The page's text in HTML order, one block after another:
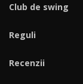
Club de swing
Reguli
Recenzii